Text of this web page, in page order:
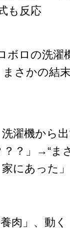
も反応
ボロの洗
さかの結
機から出
？」→“ま
にあった」
養肉」、動